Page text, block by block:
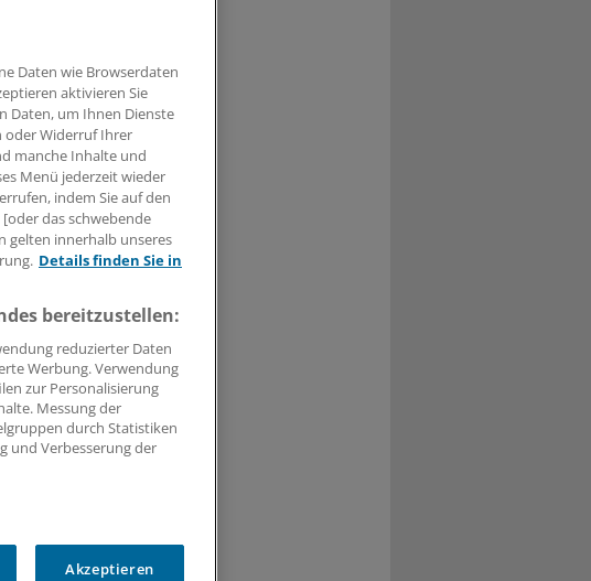
mit starken
gibt es in ganz
insgesamt bessere
trägt die
chronischen Wunden
Wunden
in Wismar
für eine bessere
und Fachkräften
Daten wie Browserdaten
aktivieren Sie
Daten, um Ihnen Dienste
oder Widerruf Ihrer
manche Inhalte und
Menü jederzeit wieder
indem Sie auf den
das schwebende
gelten innerhalb unseres
Details finden Sie in
bereitzustellen:
reduzierter Daten
Werbung. Verwendung
zur Personalisierung
Messung der
durch Statistiken
und Verbesserung der
Akzeptieren